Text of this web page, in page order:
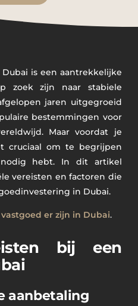
is een aantrekkelijke
zoek zijn naar stabiele
jaren uitgegroeid
bestemmingen voor
Maar voordat je
cruciaal om te begrijpen
hebt. In dit artikel
vereisten en factoren die
in Dubai.
er zijn in Dubai.
bij een
aanbetaling